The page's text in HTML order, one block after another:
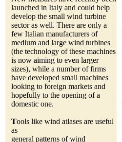
launched in Italy and could help
develop the small wind turbine
sector as well. There are only a
few Italian manufacturers of
medium and large wind turbines
(the technology of these machines
is now aiming to even larger
sizes), while a number of firms
have developed small machines
looking to foreign markets and
hopefully to the opening of a
domestic one.
Tools like wind atlases are useful
as
general patterns of wind